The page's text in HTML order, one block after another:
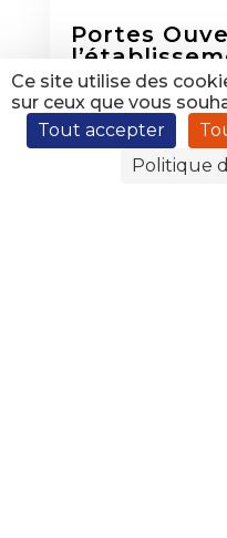
Portes
Évènements
Portes Ouvertes de
janvier 2025 – De 9h
Lycée Général &
Ce site utilise des
sur ceux que vous
Tout accepter
Politique